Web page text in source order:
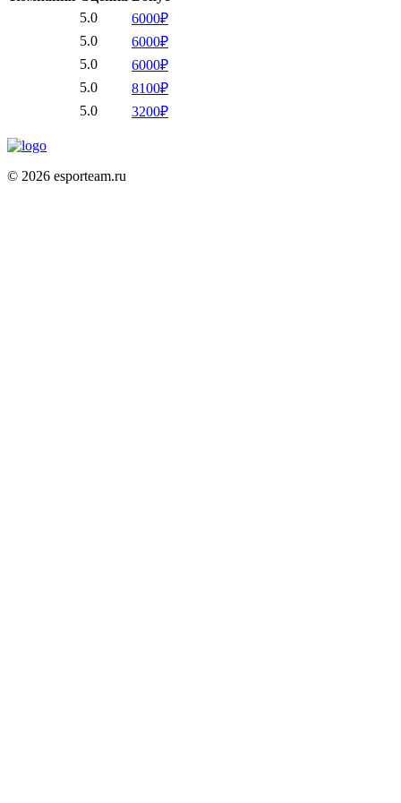
5.0
6000₽
5.0
6000₽
5.0
6000₽
5.0
8100₽
5.0
3200₽
© 2026 esporteam.ru